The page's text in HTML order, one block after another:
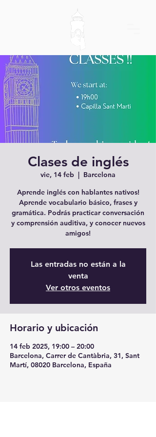
Clases de inglés
vie, 14 feb
  |
Barcelona
Aprende inglés con hablantes nativos!
Aprende vocabulario básico, frases y
gramática. Podrás practicar conversación
y comprensión auditiva, y conocer nuevos
amigos!
Las entradas no están a la
venta
Ver otros eventos
Horario y ubicación
14 feb 2025, 19:00 – 20:00
Barcelona, Carrer de Cantàbria, 31, Sant
Martí, 08020 Barcelona, España